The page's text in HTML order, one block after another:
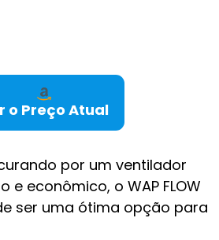
o Preço Atual
por um ventilador
e econômico, o WAP FLOW
ser uma ótima opção para